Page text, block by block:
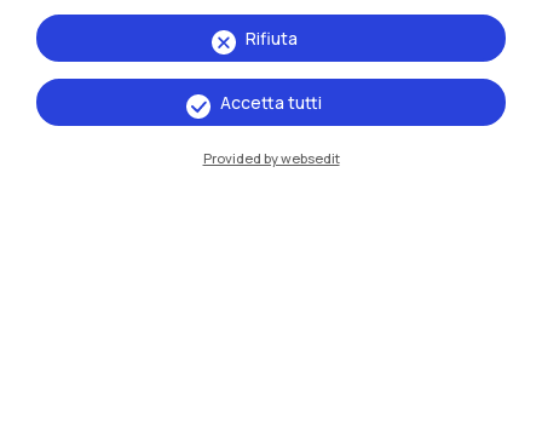
Rifiuta
Accetta tutti
Provided by websedit